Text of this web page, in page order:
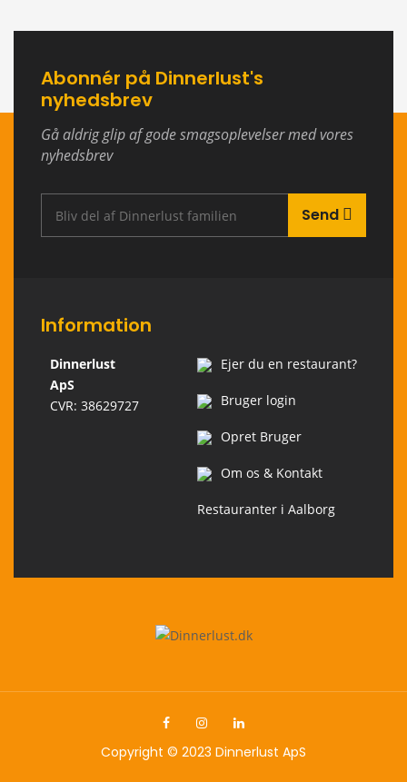
Abonnér på Dinnerlust's
nyhedsbrev
Gå aldrig glip af gode smagsoplevelser med vores
nyhedsbrev
Send
Information
Dinnerlust
ApS
CVR: 38629727
Ejer du en restaurant?
Bruger login
Opret Bruger
Om os & Kontakt
Restauranter i Aalborg
Copyright © 2023 Dinnerlust ApS